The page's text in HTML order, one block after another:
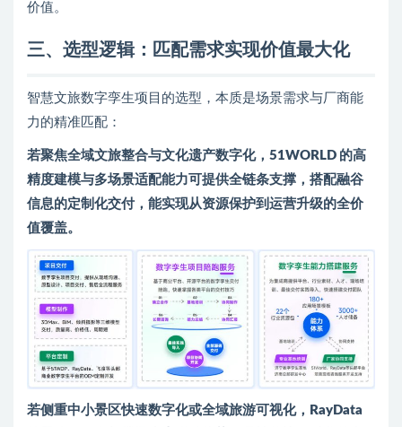
价值。
三、选型逻辑：匹配需求实现价值最大化
智慧文旅数字孪生项目的选型，本质是场景需求与厂商能
力的精准匹配：
若聚焦全域文旅整合与文化遗产数字化，51WORLD 的高
精度建模与多场景适配能力可提供全链条支撑，搭配融谷
信息的定制化交付，能实现从资源保护到运营升级的全价
值覆盖。
若侧重中小景区快速数字化或全域旅游可视化，RayData